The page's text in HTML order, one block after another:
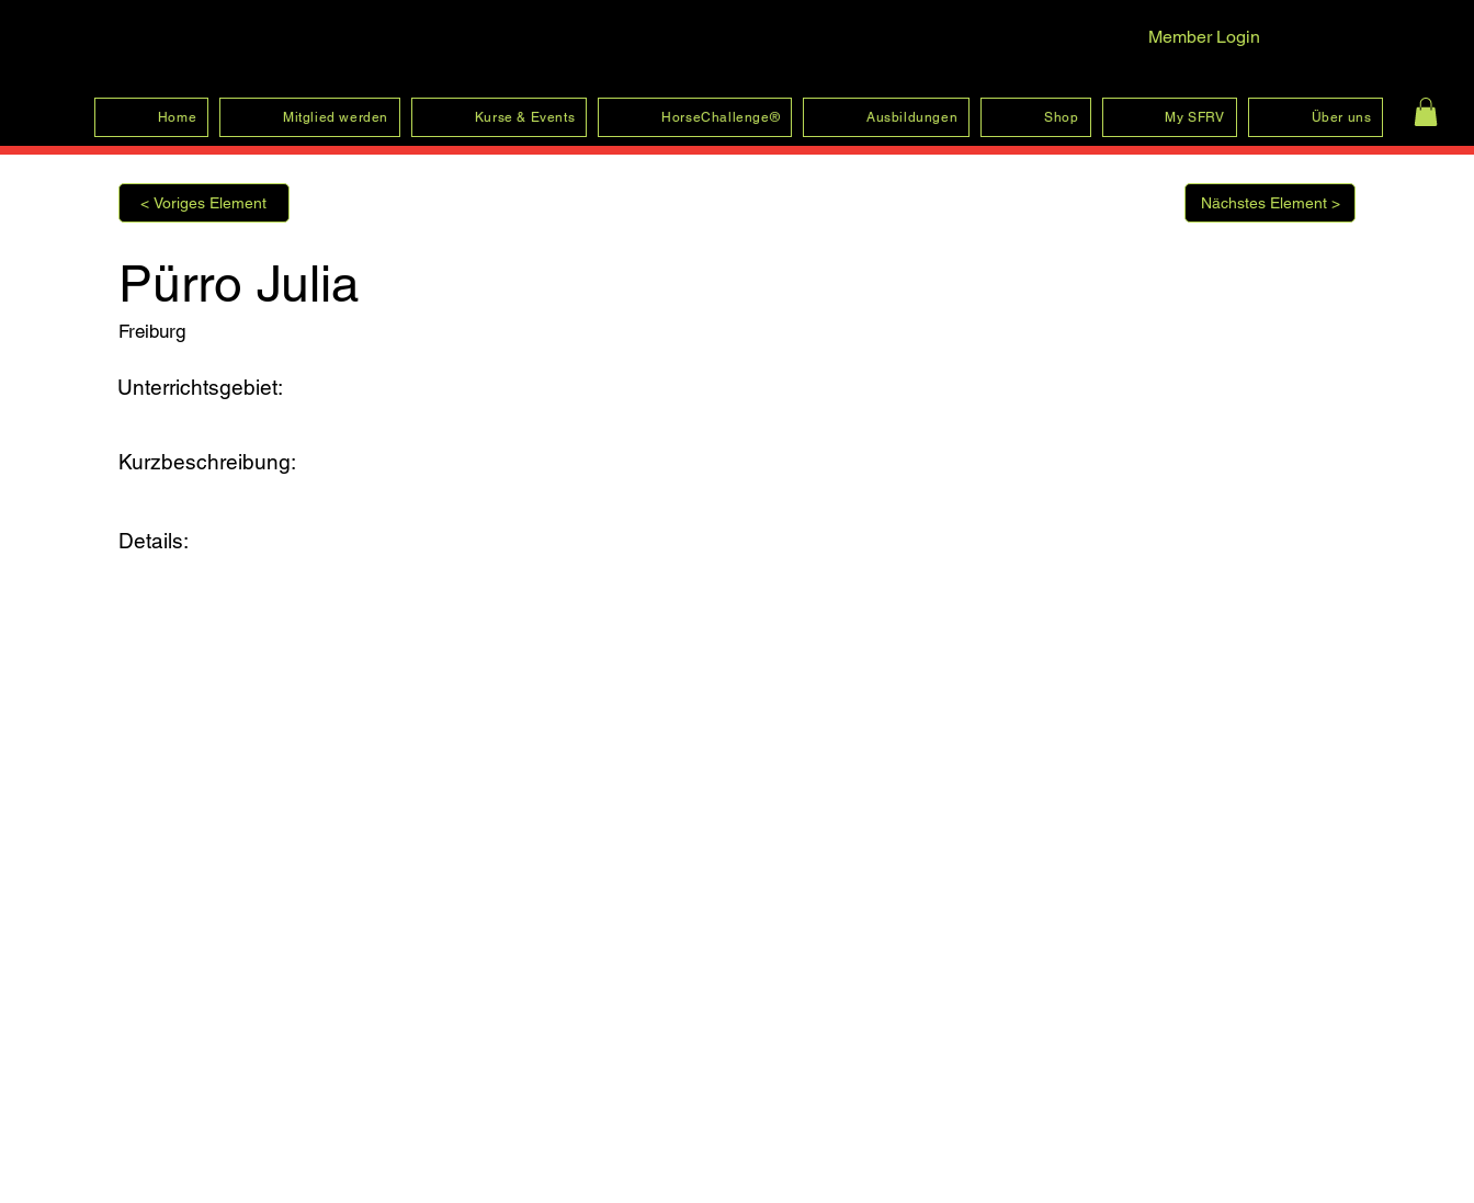
Anmelden
Member Login
Home Mitglied werden Kurse & Events HorseChallenge® Ausbildungen Shop My SFRV Über uns
< Voriges Element Nächstes Element >
Pürro Julia
Freiburg
Unterrichtsgebiet:
Kurzbeschreibung:
Details: